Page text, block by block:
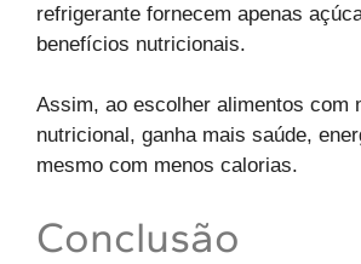
refrigerante fornecem apenas
benefícios nutricionais.
Assim, ao escolher alimentos com
nutricional, ganha mais saúde,
mesmo com menos calorias.
Conclusão